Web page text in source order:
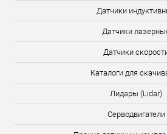
Датчики
Датчики
Датчики
Каталоги для
Лидары (Lidar)
Серводвигатели